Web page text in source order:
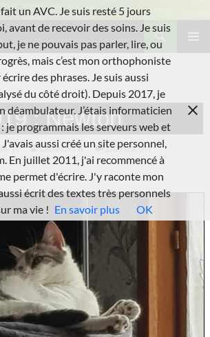
: Newton
19 LAURENT B.
LAISSER UN
un AVC. Je suis resté 5 jours
avant de recevoir des soins. Je suis
je ne pouvais pas parler, lire, ou
mais c’est mon orthophoniste
des phrases. Je suis aussi
du côté droit). Depuis 2017, je
déambulateur. J’étais informaticien
je programmais les serveurs web et
aussi créé un site personnel,
En juillet 2011, j'ai recommencé à
permet d'écrire. J'y raconte mon
écrit des textes très personnels
ma vie ! En savoir plus OK